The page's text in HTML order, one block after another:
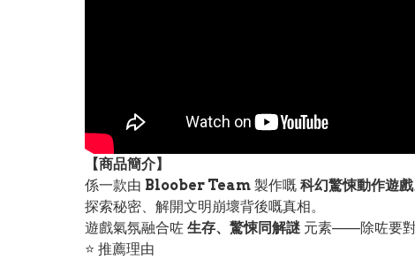
【商品簡介】
係一款由 Bloober Team 製作嘅 科幻驚悚動作遊戲
探索秘密、解開文明崩壞背後嘅真相。
遊戲氣氛融合咗 生存、驚悚同解謎 元素——除咗要對
⭐ 推薦理由